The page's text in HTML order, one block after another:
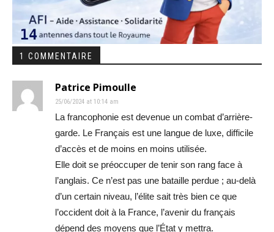
1 COMMENTAIRE
Patrice Pimoulle
25/06/2024 at 10:14 am
La francophonie est devenue un combat d’arrière-
garde. Le Français est une langue de luxe, difficile
d’accès et de moins en moins utilisée.
Elle doit se préoccuper de tenir son rang face à
l’anglais. Ce n’est pas une bataille perdue ; au-delà
d’un certain niveau, l’élite sait très bien ce que
l’occident doit à la France, l’avenir du français
dépend des moyens que l’État y mettra.